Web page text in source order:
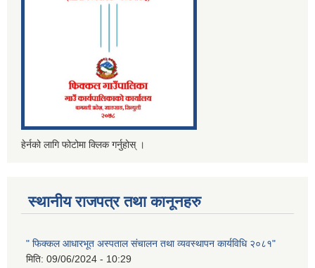
हेर्नको लागि फोटोमा क्लिक गर्नुहोस् ।
स्थानीय राजपत्र तथा कानूनहरु
" फिक्कल आधारभूत अस्पताल संचालन तथा व्यवस्थापन कार्यविधि २०८१"
मिति: 09/06/2024 - 10:29